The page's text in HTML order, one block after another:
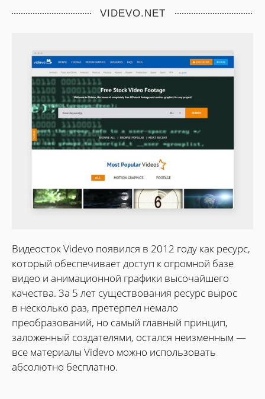
VIDEVO.NET
Видеосток Videvo появился в 2012 году как ресурс,
который обеспечивает доступ к огромной базе
видео и анимационной графики высочайшего
качества. За 5 лет существования ресурс вырос
в несколько раз, претерпел немало
преобразований, но самый главный принцип,
заложенный создателями, остался неизменным —
все материалы Videvo можно использовать
абсолютно бесплатно.